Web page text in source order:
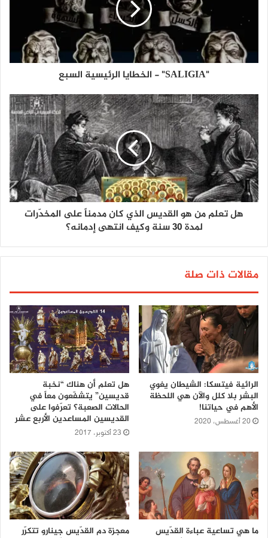
"SALIGIA" - الخطايا الرئيسية السبع
هل تعلم من هو القديس الذي كان مدمناً على المخدّرات
لمدة 30 سنة وكيف انتهى إدمانه؟
مقالات ذات صلة
الرائية فيتسكا: الشيطان يغوي
البشر بلا كلل والآن هي اللحظة
الأهم في حياتنا!
20 أغسطس، 2020
هل تعلم أن هناك “نخبة
قديسين” يتشفّعون معاً في
الحالات الصعبة؟ تعرّفوا على
القديسين المساعدين الأربع عشر
23 أكتوبر، 2017
ما هي تساعية عباءة القدّيس
معجزة دم القدّيس جينارو تتكرّر